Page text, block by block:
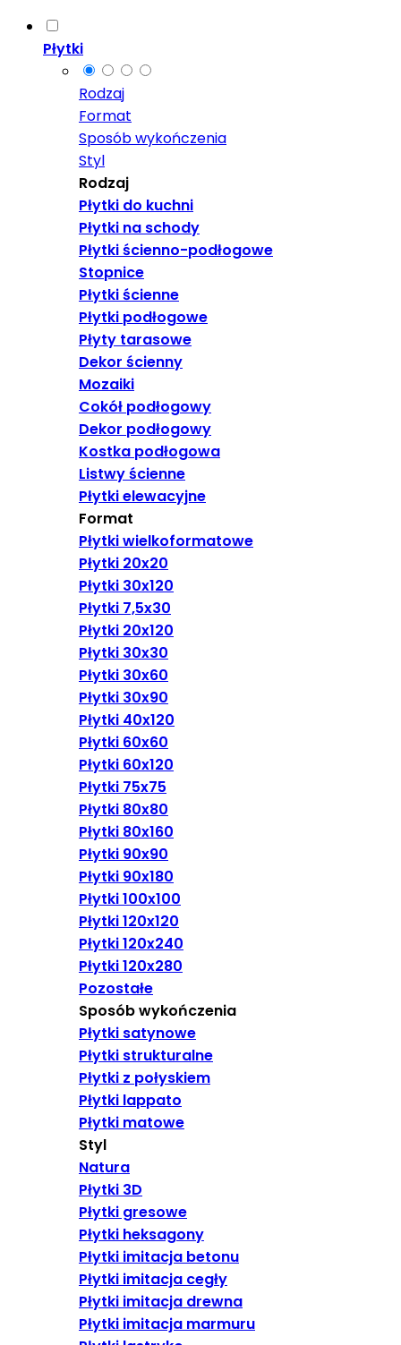
Płytki
Rodzaj
Format
Sposób wykończenia
Styl
Rodzaj
Płytki do kuchni
Płytki na schody
Płytki ścienno-podłogowe
Stopnice
Płytki ścienne
Płytki podłogowe
Płyty tarasowe
Dekor ścienny
Mozaiki
Cokół podłogowy
Dekor podłogowy
Kostka podłogowa
Listwy ścienne
Płytki elewacyjne
Format
Płytki wielkoformatowe
Płytki 20x20
Płytki 30x120
Płytki 7,5x30
Płytki 20x120
Płytki 30x30
Płytki 30x60
Płytki 30x90
Płytki 40x120
Płytki 60x60
Płytki 60x120
Płytki 75x75
Płytki 80x80
Płytki 80x160
Płytki 90x90
Płytki 90x180
Płytki 100x100
Płytki 120x120
Płytki 120x240
Płytki 120x280
Pozostałe
Sposób wykończenia
Płytki satynowe
Płytki strukturalne
Płytki z połyskiem
Płytki lappato
Płytki matowe
Styl
Natura
Płytki 3D
Płytki gresowe
Płytki heksagony
Płytki imitacja betonu
Płytki imitacja cegły
Płytki imitacja drewna
Płytki imitacja marmuru